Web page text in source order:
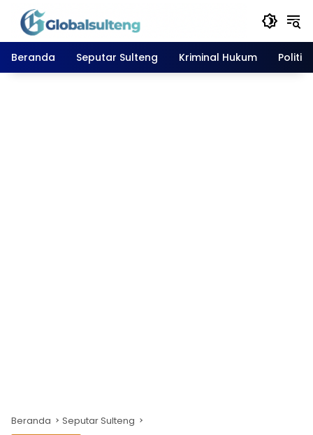
Langsung
konten
Beranda
Seputar Sulteng Kriminal Hukum Politik
Beranda Seputar Sulteng